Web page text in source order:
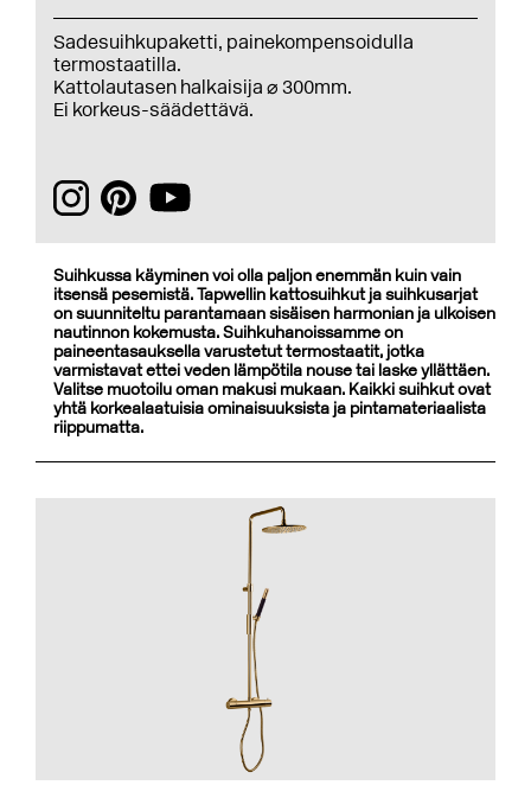
Sadesuihkupaketti, painekompensoidulla
termostaatilla.
Kattolautasen halkaisija ⌀ 300mm.
Ei korkeus-säädettävä.
Suihkussa käyminen voi olla paljon enemmän kuin vain
itsensä pesemistä. Tapwellin kattosuihkut ja suihkusarjat
on suunniteltu parantamaan sisäisen harmonian ja ulkoisen
nautinnon kokemusta. Suihkuhanoissamme on
paineentasauksella varustetut termostaatit, jotka
varmistavat ettei veden lämpötila nouse tai laske yllättäen.
Valitse muotoilu oman makusi mukaan. Kaikki suihkut ovat
yhtä korkealaatuisia ominaisuuksista ja pintamateriaalista
riippumatta.